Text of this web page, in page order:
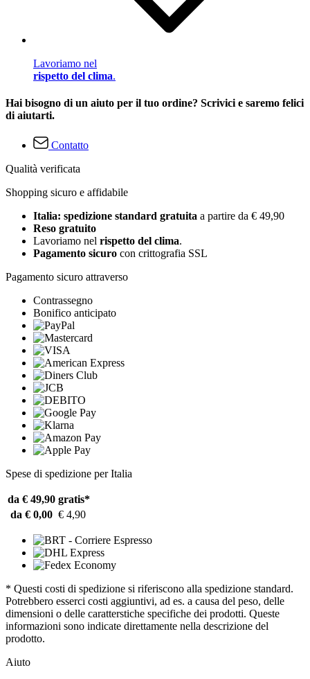
Lavoriamo nel
rispetto del clima.
Hai bisogno di un aiuto per il tuo ordine? Scrivici e saremo felici
di aiutarti.
Contatto
Qualità verificata
Shopping sicuro e affidabile
Italia: spedizione standard gratuita a partire da € 49,90
Reso gratuito
Lavoriamo nel rispetto del clima.
Pagamento sicuro con crittografia SSL
Pagamento sicuro attraverso
Contrassegno
Bonifico anticipato
Spese di spedizione per Italia
da € 49,90 gratis*
da € 0,00 € 4,90
* Questi costi di spedizione si riferiscono alla spedizione standard.
Potrebbero esserci costi aggiuntivi, ad es. a causa del peso, delle
dimensioni o delle caratterstiche specifiche dei prodotti. Queste
informazioni sono indicate direttamente nella descrizione del
prodotto.
Aiuto